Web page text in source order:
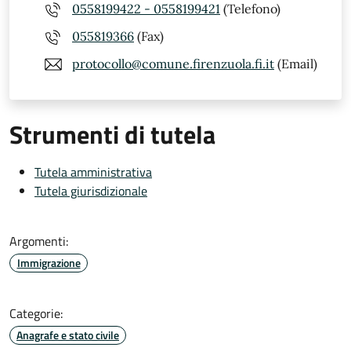
0558199422 - 0558199421 (Telefono)
055819366 (Fax)
protocollo@comune.firenzuola.fi.it (Email)
Strumenti di tutela
Tutela amministrativa
Tutela giurisdizionale
Argomenti:
Immigrazione
Categorie:
Anagrafe e stato civile